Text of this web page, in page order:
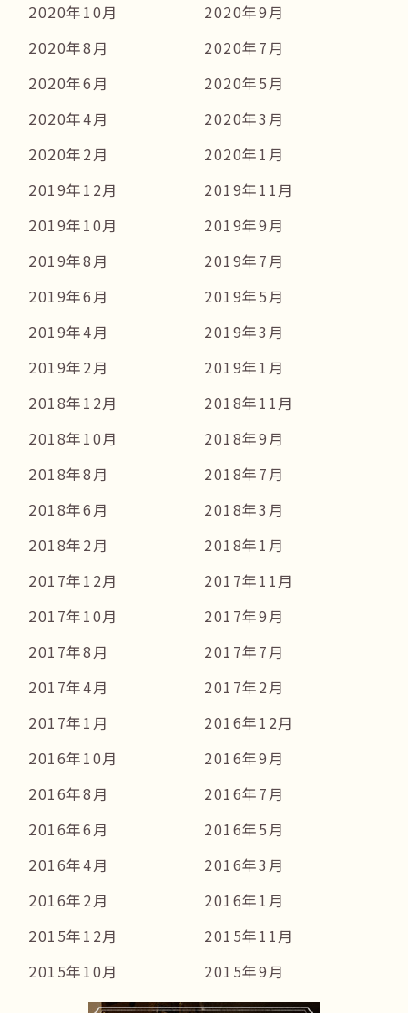
2020年10月
2020年9月
2020年8月
2020年7月
2020年6月
2020年5月
2020年4月
2020年3月
2020年2月
2020年1月
2019年12月
2019年11月
2019年10月
2019年9月
2019年8月
2019年7月
2019年6月
2019年5月
2019年4月
2019年3月
2019年2月
2019年1月
2018年12月
2018年11月
2018年10月
2018年9月
2018年8月
2018年7月
2018年6月
2018年3月
2018年2月
2018年1月
2017年12月
2017年11月
2017年10月
2017年9月
2017年8月
2017年7月
2017年4月
2017年2月
2017年1月
2016年12月
2016年10月
2016年9月
2016年8月
2016年7月
2016年6月
2016年5月
2016年4月
2016年3月
2016年2月
2016年1月
2015年12月
2015年11月
2015年10月
2015年9月